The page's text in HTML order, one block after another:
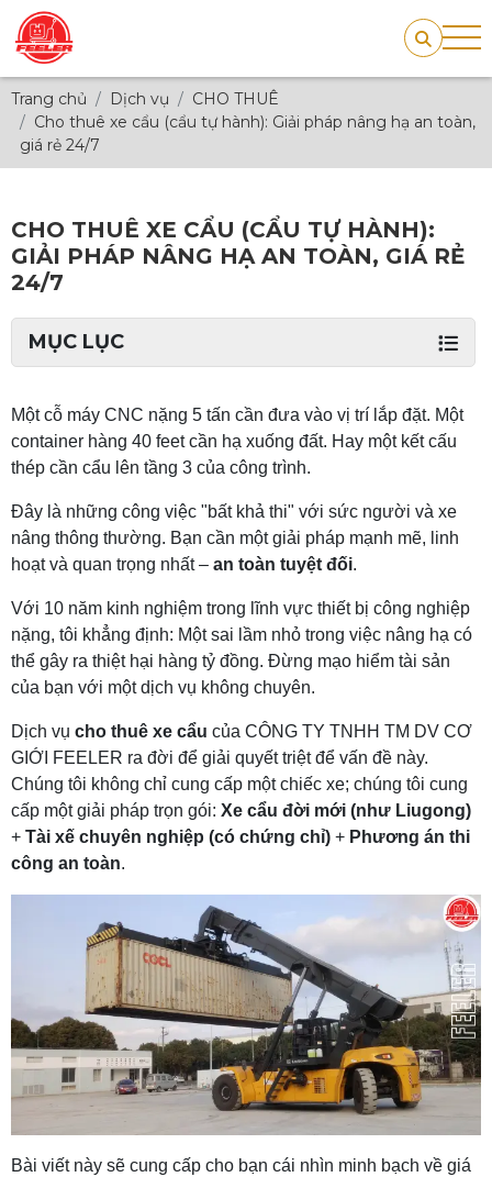
Trang chủ Dịch vụ
CHO THUÊ
Cho thuê xe cẩu (cẩu tự hành): Giải pháp nâng hạ an toàn,
giá rẻ 24/7
CHO THUÊ XE CẨU (CẨU TỰ HÀNH):
GIẢI PHÁP NÂNG HẠ AN TOÀN, GIÁ RẺ
24/7
MỤC LỤC
Một cỗ máy CNC nặng 5 tấn cần đưa vào vị trí lắp đặt. Một
container hàng 40 feet cần hạ xuống đất. Hay một kết cấu
thép cần cẩu lên tầng 3 của công trình.
Đây là những công việc "bất khả thi" với sức người và xe
nâng thông thường. Bạn cần một giải pháp mạnh mẽ, linh
hoạt và quan trọng nhất – an toàn tuyệt đối.
Với 10 năm kinh nghiệm trong lĩnh vực thiết bị công nghiệp
nặng, tôi khẳng định: Một sai lầm nhỏ trong việc nâng hạ có
thể gây ra thiệt hại hàng tỷ đồng. Đừng mạo hiểm tài sản
của bạn với một dịch vụ không chuyên.
Dịch vụ cho thuê xe cẩu của CÔNG TY TNHH TM DV CƠ
GIỚI FEELER ra đời để giải quyết triệt để vấn đề này.
Chúng tôi không chỉ cung cấp một chiếc xe; chúng tôi cung
cấp một giải pháp trọn gói: Xe cẩu đời mới (như Liugong)
+ Tài xế chuyên nghiệp (có chứng chỉ) + Phương án thi
công an toàn.
Bài viết này sẽ cung cấp cho bạn cái nhìn minh bạch về giá